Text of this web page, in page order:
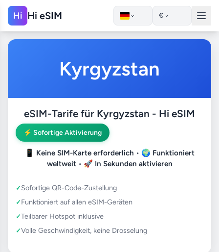
Hi Hi eSIM €
Kyrgyzstan
eSIM-Tarife für Kyrgyzstan - Hi eSIM
⚡ Sofortige Aktivierung
📱 Keine SIM-Karte erforderlich • 🌍 Funktioniert
weltweit• 🚀 In Sekunden aktivieren
Sofortige QR-Code-Zustellung
Funktioniert auf allen eSIM-Geräten
Teilbarer Hotspot inklusive
Volle Geschwindigkeit, keine Drosselung